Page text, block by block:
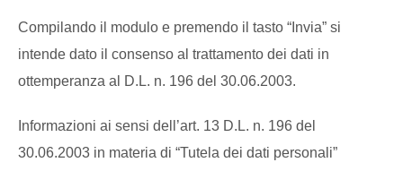
Compilando il modulo e premendo il tasto “Invia” si
intende dato il consenso al trattamento dei dati in
ottemperanza al D.L. n. 196 del 30.06.2003.
Informazioni ai sensi dell’art. 13 D.L. n. 196 del
30.06.2003 in materia di “Tutela dei dati personali”